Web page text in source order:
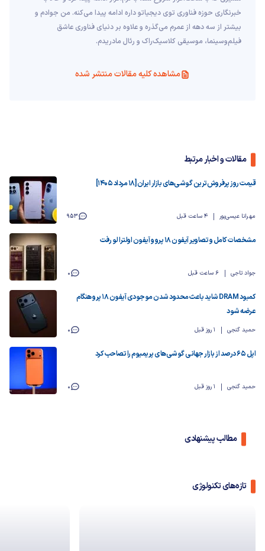
خبرنگاری حوزه فناوری توی دیجیاتو داره ادامه پیدا می‌کنه. من جوادم و
بیشتر از سه دهه از عمرم می‌گذره و علاوه بر دنیای فناوری عاشق
فیلم‌و‌سینما، موسیقی کلاسیک‌راک و رئال مادریدم.
مشاهده کلیه مقالات منتشر شده
مقالات و اخبار مرتبط
قیمت روز پرفروش‌ترین گوشی‌های بازار ایران [18 مرداد 1405]
مهرانا عیسی‌پور 4 ساعت قبل 953
مشخصات کامل و تصاویر آیفون ۱۸ پرو و آیفون اولترا لو رفت
جواد تاجی 6 ساعت قبل 0
کمبود DRAM شاید باعث محدود شدن موجودی آیفون ۱۸ پرو هنگام
عرضه شود
حمید گنجی 1 روز قبل 0
اپل ۶۵ درصد از بازار جهانی گوشی‌های پریمیوم را تصاحب کرد
حمید گنجی 1 روز قبل 0
مطالب پیشنهادی
تازه‌های تکنولوژی